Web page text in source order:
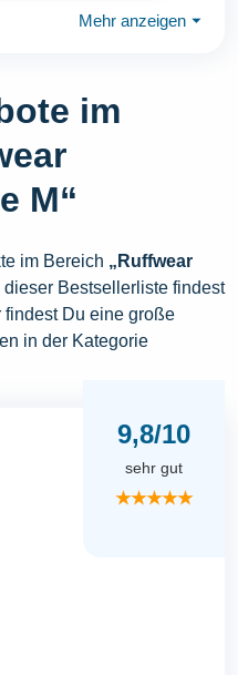
Mehr anzeigen ⏷
im
M“
im Bereich „Ruffwear
dieser Bestsellerliste findest
findest Du eine große
in der Kategorie
9,8/10
sehr gut
★★★★★